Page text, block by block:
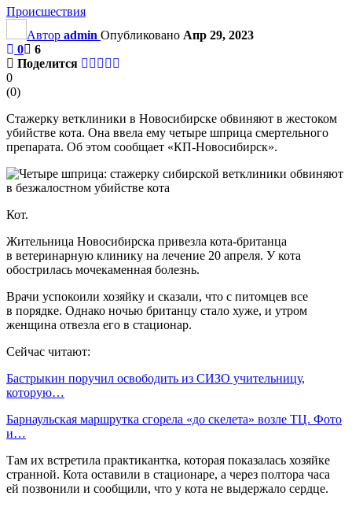
Происшествия
Автор admin Опубликовано Апр 29, 2023
0
6
Поделится
0
(0)
Стажерку ветклиники в Новосибирске обвиняют в жестоком
убийстве кота. Она ввела ему четыре шприца смертельного
препарата. Об этом сообщает «КП-Новосибирск».
Кот.
Жительница Новосибирска привезла кота-британца
в ветеринарную клинику на лечение 20 апреля. У кота
обострилась мочекаменная болезнь.
Врачи успокоили хозяйку и сказали, что с питомцев все
в порядке. Однако ночью британцу стало хуже, и утром
женщина отвезла его в стационар.
Сейчас читают:
Бастрыкин поручил освободить из СИЗО учительницу,
которую…
Барнаульская маршрутка сгорела «до скелета» возле ТЦ. Фото
и…
Там их встретила практикантка, которая показалась хозяйке
странной. Кота оставили в стационаре, а через полтора часа
ей позвонили и сообщили, что у кота не выдержало сердце.